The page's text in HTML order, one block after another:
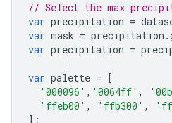
// Select the max
var precipitation =
var mask = precipitation .
var precipitation =
var palette = [
'000096' , '0064ff' ,
'ffeb00' , 'ffb300' ,
];